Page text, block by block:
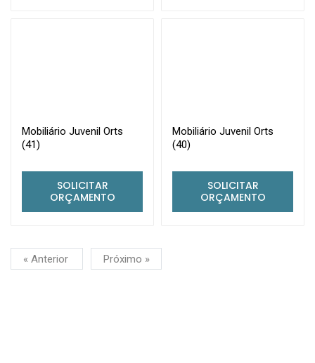
Mobiliário Juvenil Orts
(41)
SOLICITAR
ORÇAMENTO
Mobiliário Juvenil Orts
(40)
SOLICITAR
ORÇAMENTO
« Anterior Próximo »